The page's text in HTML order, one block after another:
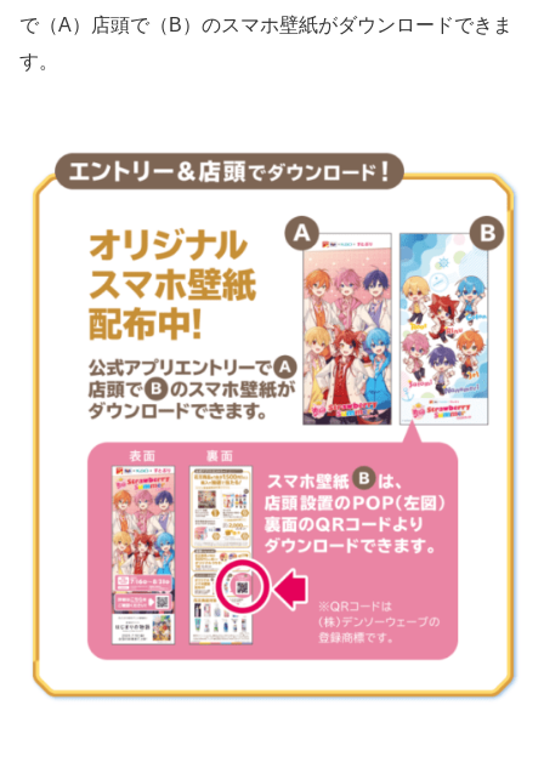
で（A）店頭で（B）のスマホ壁紙がダウンロードできま
す。